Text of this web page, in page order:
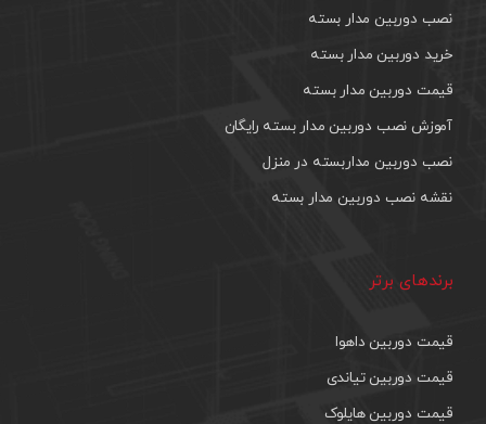
نصب دوربین مدار بسته
خرید دوربین مدار بسته
قیمت دوربین مدار بسته
آموزش نصب دوربین مدار بسته رایگان
نصب دوربین مداربسته در منزل
نقشه نصب دوربین مدار بسته
برندهای برتر
قیمت دوربین داهوا
قیمت دوربین تیاندی
قیمت دوربین هایلوک